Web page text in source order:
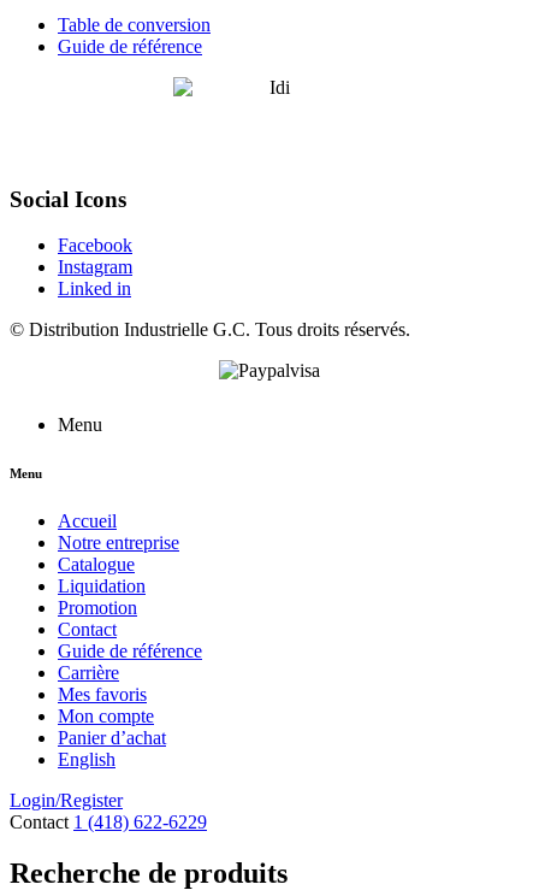
Table de conversion
Guide de référence
Social Icons
Facebook
Instagram
Linked in
© Distribution Industrielle G.C. Tous droits réservés.
Menu
Menu
Accueil
Notre entreprise
Catalogue
Liquidation
Promotion
Contact
Guide de référence
Carrière
Mes favoris
Mon compte
Panier d’achat
English
Login/Register
Contact 1 (418) 622-6229
Recherche de produits